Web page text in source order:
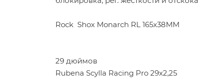
Rock Shox Monarch RL 165x38MM
29 дюймов
Rubena Scylla Racing Pro 29x2,25